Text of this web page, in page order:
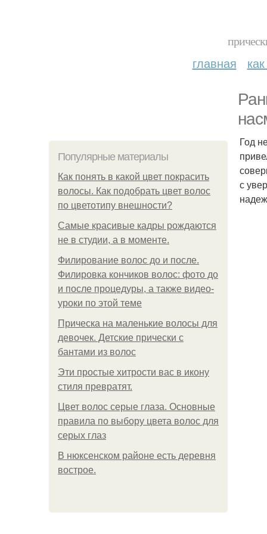
главная
Популярные материалы
Как понять в какой цвет покрасить
волосы. Как подобрать цвет волос
по цветотипу внешности?
Самые красивые кадры рождаются
не в студии, а в моменте.
Филирование волос до и после.
Филировка кончиков волос: фото до
и после процедуры, а также видео-
уроки по этой теме
Прическа на маленькие волосы для
девочек. Детские прически с
бантами из волос
Эти простые хитрости вас в икону
стиля превратят.
Цвет волос серые глаза. Основные
правила по выбору цвета волос для
серых глаз
В нюксенском районе есть деревня
вострое.
Год
с